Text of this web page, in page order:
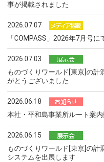
事が掲載されました
2026.07.07
「COMPASS」2026年7月号
2026.07.03
ものづくりワールド[東京]の計
がとうございました
2026.06.18
本社・平和島事業所ルート案
2026.06.15
ものづくりワールド[東京]の計
システムを出展します